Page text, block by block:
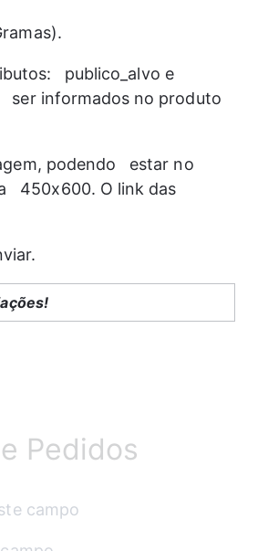
publico_alvo e
ser informados no produto
podendo   estar no
450x600. O link das
Pedidos
campo